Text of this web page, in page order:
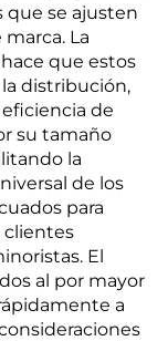
que se ajusten
La
que estos
la distribución,
de
su tamaño
la
de los
para
clientes
El
al por mayor
a